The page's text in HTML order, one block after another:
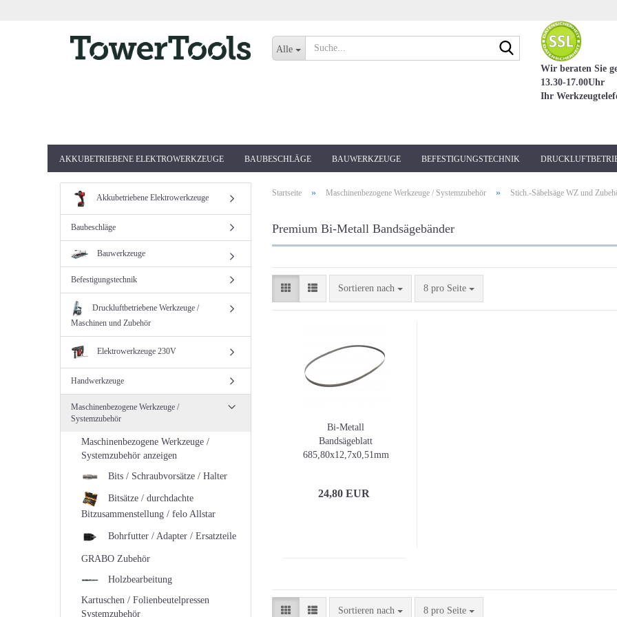
Alle
Suche...
Wir beraten Sie
13.30-17.00Uhr
Ihr
AKKUBETRIEBENE ELEKTROWERKZEUGE BAUBESCHLÄGE BAUWERKZEUGE BEFESTIGUNGSTECHNIK
Startseite » Maschinenbezogene Werkzeuge / Systemzubehör » Stich.-Säbelsäge WZ und
Premium Bi-Metall Bandsägebänder
Sortieren nach
Sortieren nach 8 pro Seite
pro Seite
Bi-Metall
Bandsägeblatt
685,80x12,7x0,51mm
24,80 EUR
Sortieren nach
Sortieren nach 8 pro Seite
pro Seite
Akkubetriebene Elektrowerkzeuge
Baubeschläge
Bauwerkzeuge
Befestigungstechnik
Druckluftbetriebene Werkzeuge /
Maschinen und Zubehör
Elektrowerkzeuge 230V
Handwerkzeuge
Maschinenbezogene Werkzeuge /
Systemzubehör
Maschinenbezogene Werkzeuge /
Systemzubehör anzeigen
Bits / Schraubvorsätze / Halter
Bitsätze / durchdachte
Bitzusammenstellung / felo Allstar
Bohrfutter / Adapter / Ersatzteile
GRABO Zubehör
Holzbearbeitung
Kartuschen / Folienbeutelpressen
Systemzubehör